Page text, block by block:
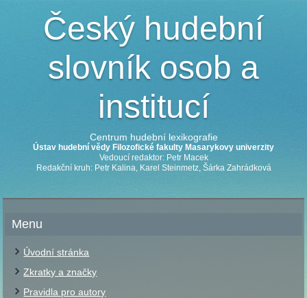
Český hudební
slovník osob a
institucí
Centrum hudební lexikografie
Ústav hudební vědy Filozofické fakulty Masarykovy univerzity
Vedoucí redaktor: Petr Macek
Redakční kruh: Petr Kalina, Karel Steinmetz, Šárka Zahrádková
Menu
Úvodní stránka
Zkratky a značky
Pravidla pro autory